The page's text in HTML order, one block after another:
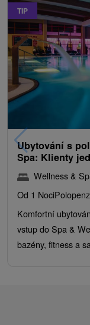
TIP
Ubytování s
Spa: Klienty
Wellness &
Od 1 Noci
Komfortní
vstup do Spa &
bazény, fitness a